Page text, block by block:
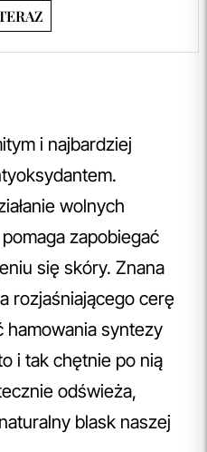
i najbardziej
wolnych
zapobiegać
się skóry. Znana
rozjaśniającego cerę
hamowania syntezy
i tak chętnie po nią
odświeża,
blask naszej